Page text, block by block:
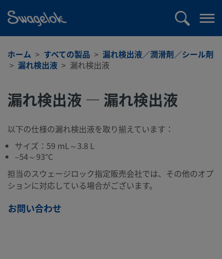
ュ
ホーム すべての製品
漏れ検出液／潤滑剤／シール剤
漏れ検出液
漏れ検出液
漏れ検出液 — 漏れ検出液
以下の仕様の漏れ検出液を取り揃えています：
サイズ：59 mL～3.8 L
–54～93°C
担当のスウェージロック指定販売会社では、その他のオプ
ションに対応している場合がございます。
お問い合わせ